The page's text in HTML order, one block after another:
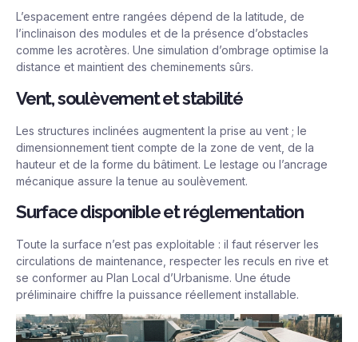
L’espacement entre rangées dépend de la latitude, de
l’inclinaison des modules et de la présence d’obstacles
comme les acrotères. Une simulation d’ombrage optimise la
distance et maintient des cheminements sûrs.
Vent, soulèvement et stabilité
Les structures inclinées augmentent la prise au vent ; le
dimensionnement tient compte de la zone de vent, de la
hauteur et de la forme du bâtiment. Le lestage ou l’ancrage
mécanique assure la tenue au soulèvement.
Surface disponible et réglementation
Toute la surface n’est pas exploitable : il faut réserver les
circulations de maintenance, respecter les reculs en rive et
se conformer au Plan Local d’Urbanisme. Une étude
préliminaire chiffre la puissance réellement installable.